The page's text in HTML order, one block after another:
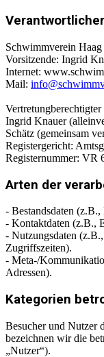
Verantwortlicher
Schwimmverein
Vorsitzende: Ingrid
Internet:
Mail:
Vertretungberechtigter
Ingrid Knauer
Schätz (gemeinsam
Registergericht:
Registernummer: VR
Arten der
- Bestandsdaten
- Kontaktdaten (z.B.,
- Nutzungsdaten
Zugriffszeiten).
- Meta-/
Adressen).
Kategorien
Besucher und Nutzer
bezeichnen wir die
„Nutzer“).